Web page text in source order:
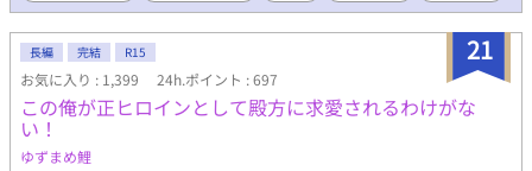
キライケメンがグイグイ攻めてきて……「あれ？ もしかして俺
口説かれてます？」 おまけに婚約破棄したはずの二股男もなんか
やたらと絡んでくるんですが……俺の冒険者ライフはいつ始まる
んですか？？（※始まりません）
21
長編 完結 R15
お気に入り : 1,399 24h.ポイント : 697
この俺が正ヒロインとして殿方に求愛されるわけがな
い！
ゆずまめ鯉